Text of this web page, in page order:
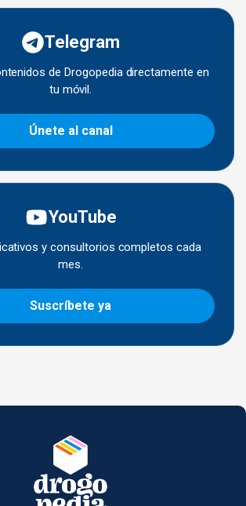
Telegram
de Drogopedia directamente en
tu móvil.
Únete al canal
YouTube
y consultorios completos cada
mes.
Suscríbete ya